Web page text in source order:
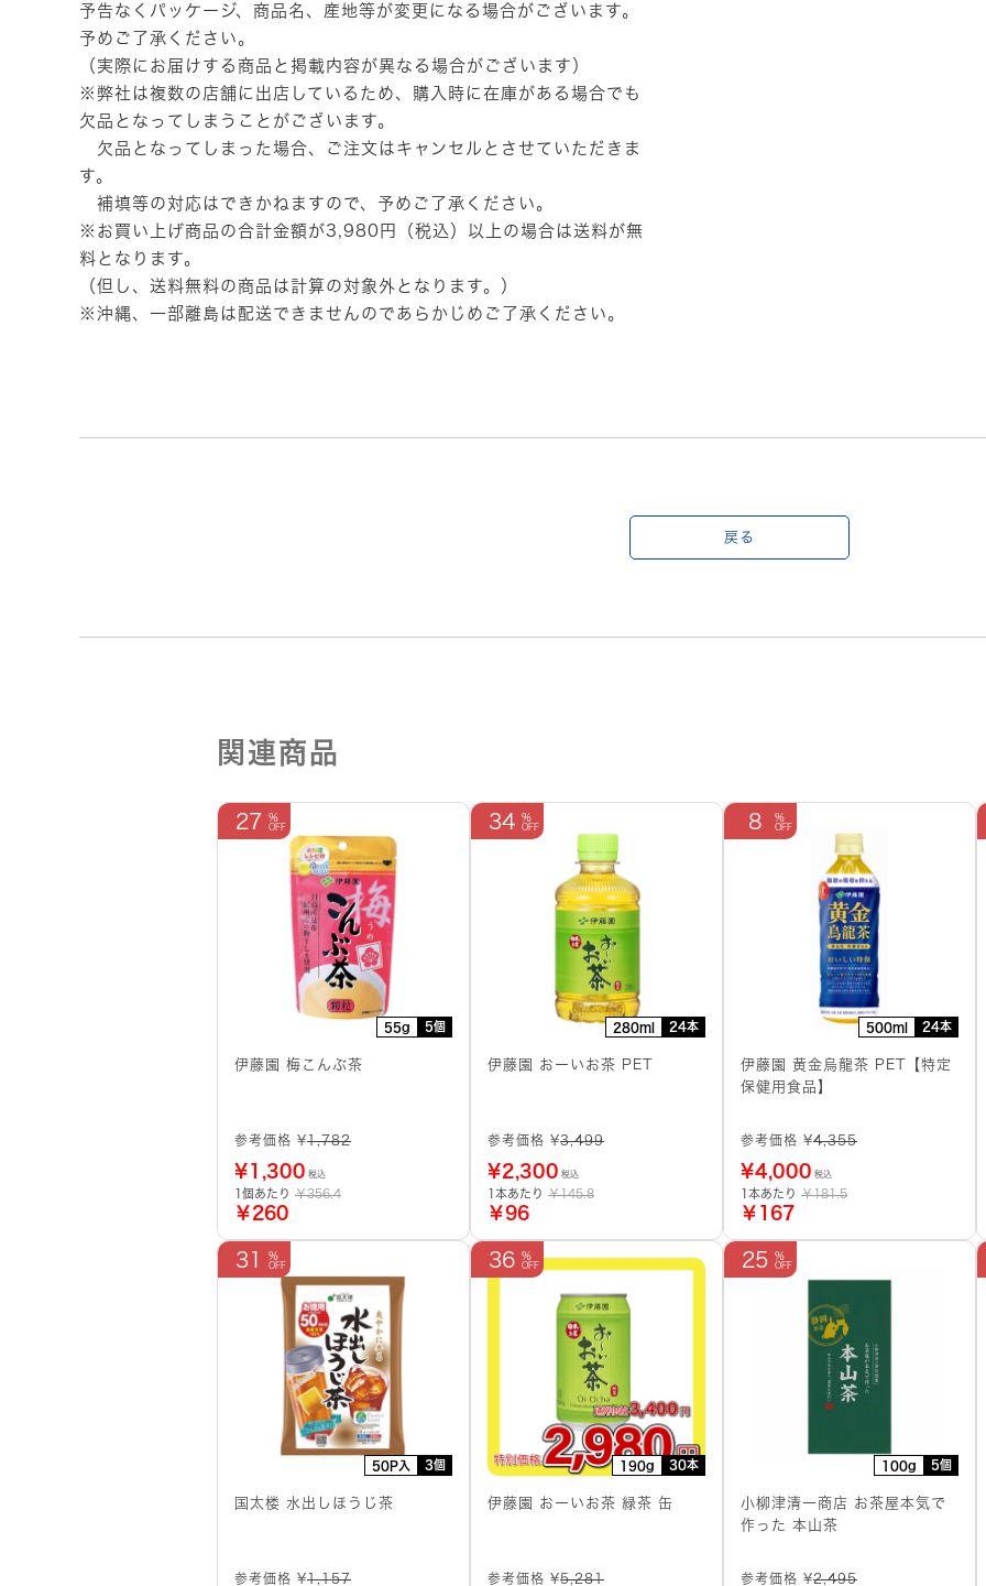
予告なくパッケージ、商品名、産地等が変更になる場合がございます。
予めご了承ください。
（実際にお届けする商品と掲載内容が異なる場合がございます）
※弊社は複数の店舗に出店しているため、購入時に在庫がある場合でも
欠品となってしまうことがございます。
欠品となってしまった場合、ご注文はキャンセルとさせていただきま
す。
補填等の対応はできかねますので、予めご了承ください。
※お買い上げ商品の合計金額が3,980円（税込）以上の場合は送料が無
料となります。
（但し、送料無料の商品は計算の対象外となります。）
※沖縄、一部離島は配送できませんのであらかじめご了承ください。
戻る
関連商品
55g 5個
27
伊藤園 梅こんぶ茶
参考価格 ¥1,782
¥1,300 税込
1個あたり ￥356.4
￥260
280ml 24本
34
伊藤園 おーいお茶 PET
参考価格 ¥3,499
¥2,300 税込
1本あたり ￥145.8
￥96
500ml 24本
8
伊藤園 黄金烏龍茶 PET【特定
保健用食品】
参考価格 ¥4,355
¥4,000 税込
1本あたり ￥181.5
￥167
50P入 3個
31
国太楼 水出しほうじ茶
参考価格 ¥1,157
190g 30本
36
伊藤園 おーいお茶 緑茶 缶
参考価格 ¥5,281
100g 5個
25
小柳津清一商店 お茶屋本気で
作った 本山茶
参考価格 ¥2,495